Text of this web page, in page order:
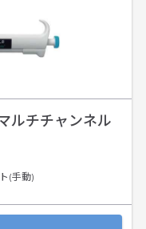
チチャンネル
(手動)